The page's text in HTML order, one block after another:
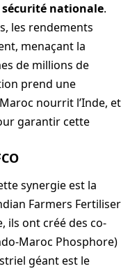
sécurité nationale.
les rendements
menaçant la
de millions de
prend une
nourrit l’Inde, et
garantir cette
synergie est la
Farmers Fertiliser
ils ont créé des co-
Maroc Phosphore)
géant est le